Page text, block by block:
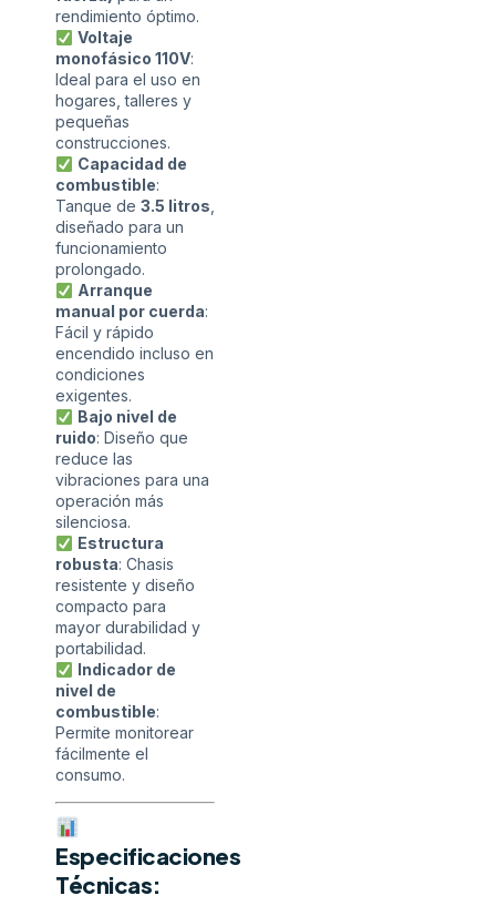
rendimiento óptimo.
Voltaje
monofásico 110V:
Ideal para el uso en
hogares, talleres y
pequeñas
construcciones.
Capacidad de
combustible:
Tanque de 3.5 litros,
diseñado para un
funcionamiento
prolongado.
Arranque
manual por cuerda:
Fácil y rápido
encendido incluso en
condiciones
exigentes.
Bajo nivel de
ruido: Diseño que
reduce las
vibraciones para una
operación más
silenciosa.
Estructura
robusta: Chasis
resistente y diseño
compacto para
mayor durabilidad y
portabilidad.
Indicador de
nivel de
combustible:
Permite monitorear
fácilmente el
consumo.
Especificaciones
Técnicas: